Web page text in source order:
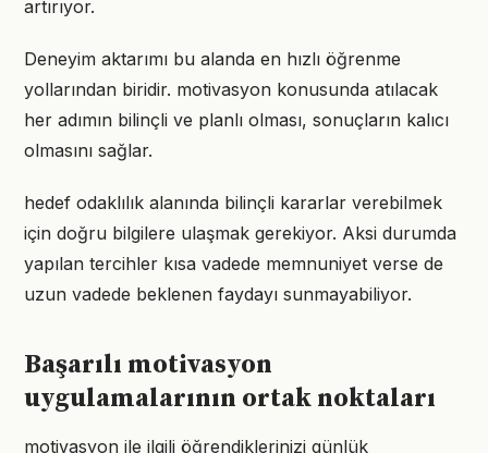
artırıyor.
Deneyim aktarımı bu alanda en hızlı öğrenme
yollarından biridir. motivasyon konusunda atılacak
her adımın bilinçli ve planlı olması, sonuçların kalıcı
olmasını sağlar.
hedef odaklılık alanında bilinçli kararlar verebilmek
için doğru bilgilere ulaşmak gerekiyor. Aksi durumda
yapılan tercihler kısa vadede memnuniyet verse de
uzun vadede beklenen faydayı sunmayabiliyor.
Başarılı motivasyon
uygulamalarının ortak noktaları
motivasyon ile ilgili öğrendiklerinizi günlük